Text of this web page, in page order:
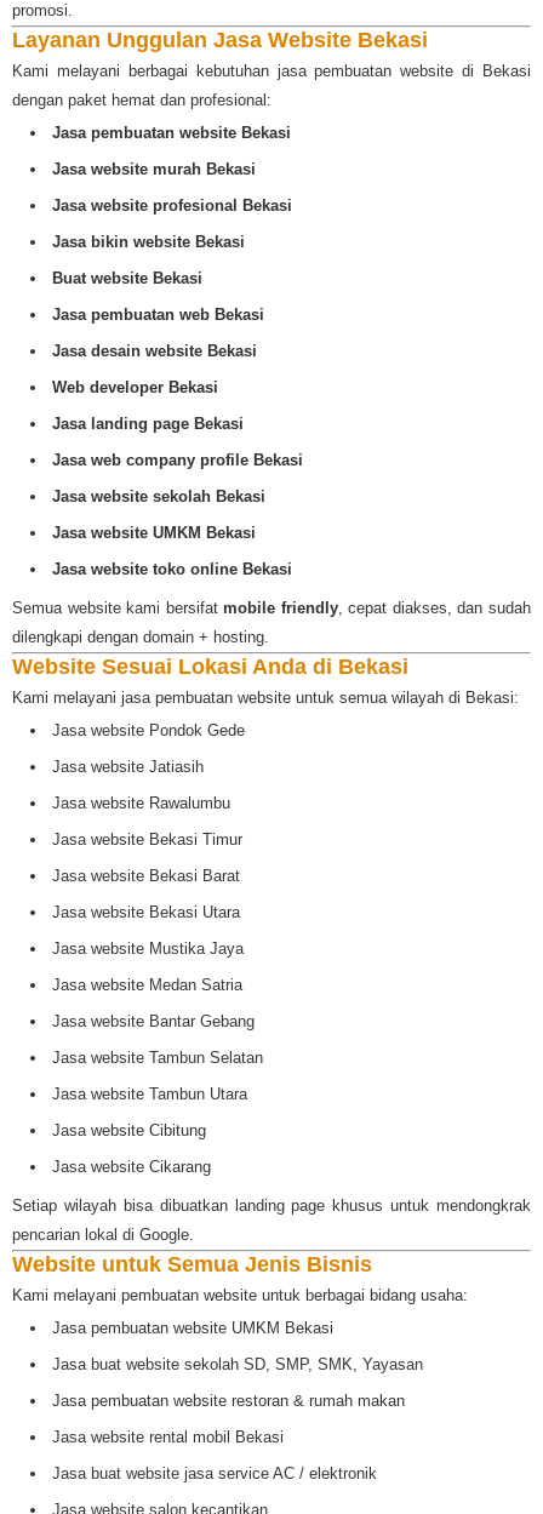
promosi.
Layanan Unggulan Jasa Website Bekasi
Kami melayani berbagai kebutuhan jasa pembuatan website di Bekasi
dengan paket hemat dan profesional:
Jasa pembuatan website Bekasi
Jasa website murah Bekasi
Jasa website profesional Bekasi
Jasa bikin website Bekasi
Buat website Bekasi
Jasa pembuatan web Bekasi
Jasa desain website Bekasi
Web developer Bekasi
Jasa landing page Bekasi
Jasa web company profile Bekasi
Jasa website sekolah Bekasi
Jasa website UMKM Bekasi
Jasa website toko online Bekasi
Semua website kami bersifatmobile friendly, cepat diakses, dan sudah
dilengkapi dengan domain + hosting.
Website Sesuai Lokasi Anda di Bekasi
Kami melayani jasa pembuatan website untuk semua wilayah di Bekasi:
Jasa website Pondok Gede
Jasa website Jatiasih
Jasa website Rawalumbu
Jasa website Bekasi Timur
Jasa website Bekasi Barat
Jasa website Bekasi Utara
Jasa website Mustika Jaya
Jasa website Medan Satria
Jasa website Bantar Gebang
Jasa website Tambun Selatan
Jasa website Tambun Utara
Jasa website Cibitung
Jasa website Cikarang
Setiap wilayah bisa dibuatkan landing page khusus untuk mendongkrak
pencarian lokal di Google.
Website untuk Semua Jenis Bisnis
Kami melayani pembuatan website untuk berbagai bidang usaha:
Jasa pembuatan website UMKM Bekasi
Jasa buat website sekolah SD, SMP, SMK, Yayasan
Jasa pembuatan website restoran & rumah makan
Jasa website rental mobil Bekasi
Jasa buat website jasa service AC / elektronik
Jasa website salon kecantikan